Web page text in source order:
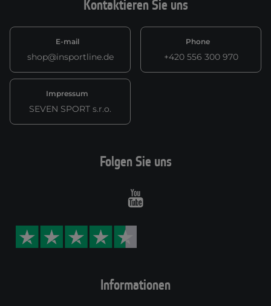
Kontaktieren Sie uns
E-mail
shop@insportline.de
Phone
+420 556 300 970
Impressum
SEVEN SPORT s.r.o.
Informationen
Folgen Sie uns
Youtube